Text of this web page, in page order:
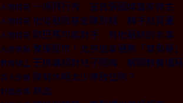
人物特寫 一場飛行秀 宣告張國煒當家做主
人物特寫 他從避險基金賺到錢 轉手就買畫
人物特寫 歐巴馬可能對手 有他最缺的本事
大陸焦點 驚擾股市！北京追拿通膨「章魚哥」
教育線上 王牌講師對兒子閉嘴 解開教養僵局
百大良醫 陳菊水喝太少導致住院？
封面故事 熱血